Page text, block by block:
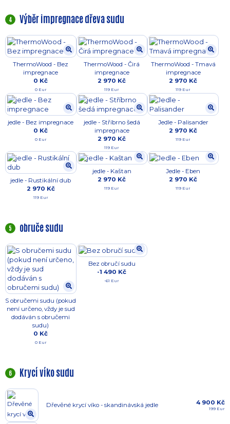
4 Výběr impregnace dřeva sudu
ThermoWood - Bez
impregnace
0 Kč
0 Eur
ThermoWood - Čirá
impregnace
2 970 Kč
119 Eur
ThermoWood - Tmavá
impregnace
2 970 Kč
119 Eur
jedle - Bez impregnace
0 Kč
0 Eur
jedle - Stříbrno šedá
impregnace
2 970 Kč
119 Eur
Jedle - Palisander
2 970 Kč
119 Eur
jedle - Rustikální dub
2 970 Kč
119 Eur
jedle - Kaštan
2 970 Kč
119 Eur
Jedle - Eben
2 970 Kč
119 Eur
5 obruče sudu
S obručemi sudu (pokud
není určeno, vždy je sud
dodáván s obručemi
sudu)
0 Kč
0 Eur
Bez obručí sudu
-1 490 Kč
-61 Eur
6 Krycí víko sudu
Dřevěné krycí víko - skandinávská jedle 4 900 Kč
199 Eur